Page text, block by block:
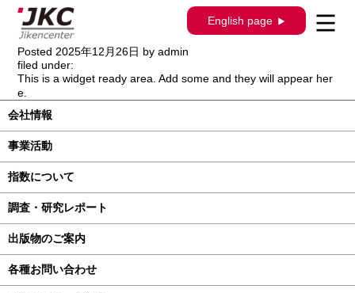
English page
構造調査シリーズ / J-962 / ホンダ Ｎ－Ｖ
ＡＮ ｅ： JJ3系
Posted 2025年12月26日 by admin
filed under:
This is a widget ready area. Add some and they will appear her
e.
会社情報
事業活動
指数について
調査・研究レポート
出版物のご案内
各種お問い合わせ